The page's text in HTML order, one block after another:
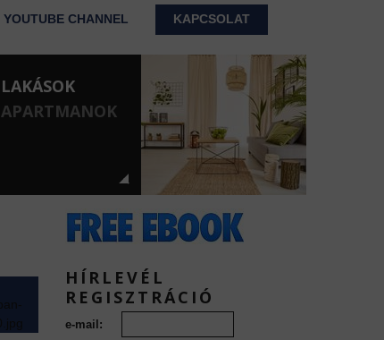
YOUTUBE CHANNEL KAPCSOLAT
LAKÁSOK
APARTMANOK
HÍRLEVÉL
REGISZTRÁCIÓ
e-mail: